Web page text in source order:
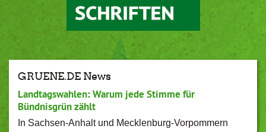
GRUENE.DE News
Landtagswahlen: Warum jede Stimme für
Bündnisgrün zählt
In Sachsen-Anhalt und Mecklenburg-Vorpommern